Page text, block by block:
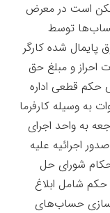
است در معرض
توسط
پایمال شده کارگر
احراز و مبلغ حق
حکم قطعی اداره
به وسیله کارفرما
به واحد اجرای
اجرائیه علیه
شورای حل
شامل ابلاغ
حساب‌های